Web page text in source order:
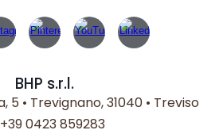
BHP s.r.l.
5 • Trevignano, 31040 • Treviso
+39 0423 859283